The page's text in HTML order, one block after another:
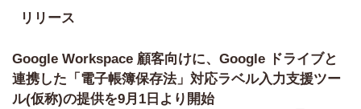
リリース
Google Workspace 顧客向けに、Google ドライブと
連携した「電子帳簿保存法」対応ラベル入力支援ツー
ル(仮称)の提供を9月1日より開始